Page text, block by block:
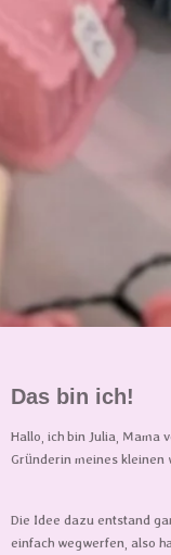
Das bin ich!
Hallo, ich bin Julia, Mama
Gründerin meines kleinen
Die Idee dazu entstand
einfach wegwerfen, also